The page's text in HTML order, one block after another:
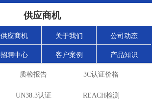
供应商机
供应商机 关于我们 公司动态
招聘中心 客户案例 产品知识
质检报告 3C认证价格
UN38.3认证 REACH检测